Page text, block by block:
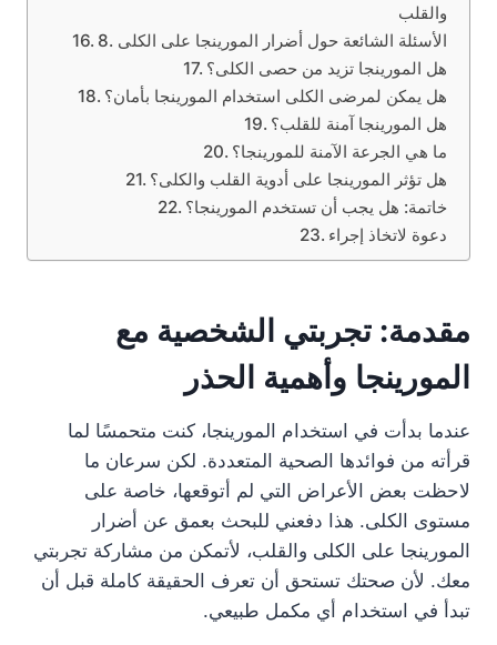
والقلب
8. الأسئلة الشائعة حول أضرار المورينجا على الكلى
هل المورينجا تزيد من حصى الكلى؟
هل يمكن لمرضى الكلى استخدام المورينجا بأمان؟
هل المورينجا آمنة للقلب؟
ما هي الجرعة الآمنة للمورينجا؟
هل تؤثر المورينجا على أدوية القلب والكلى؟
خاتمة: هل يجب أن تستخدم المورينجا؟
دعوة لاتخاذ إجراء
مقدمة: تجربتي الشخصية مع
المورينجا وأهمية الحذر
عندما بدأت في استخدام المورينجا، كنت متحمسًا لما
قرأته من فوائدها الصحية المتعددة. لكن سرعان ما
لاحظت بعض الأعراض التي لم أتوقعها، خاصة على
مستوى الكلى. هذا دفعني للبحث بعمق عن أضرار
المورينجا على الكلى والقلب، لأتمكن من مشاركة تجربتي
معك. لأن صحتك تستحق أن تعرف الحقيقة كاملة قبل أن
تبدأ في استخدام أي مكمل طبيعي.